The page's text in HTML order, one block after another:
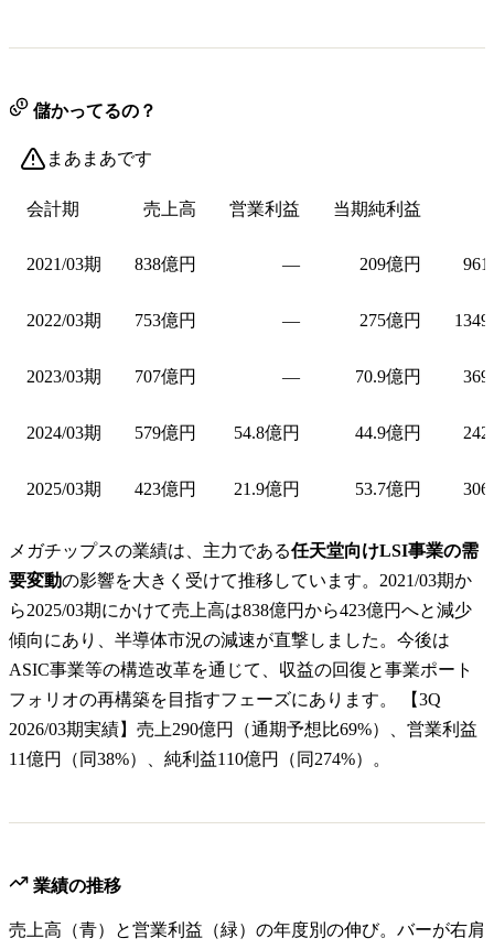
儲かってるの？
まあまあです
会計期 売上高 営業利益 当期純利益
2021/03期 838億円 — 209億円
2022/03期 753億円 — 275億円
2023/03期 707億円 — 70.9億円
2024/03期 579億円 54.8億円 44.9億円
2025/03期 423億円 21.9億円 53.7億円
メガチップスの業績は、主力である任天堂向けLSI事業の需
要変動の影響を大きく受けて推移しています。2021/03期か
ら2025/03期にかけて売上高は838億円から423億円へと減少
傾向にあり、半導体市況の減速が直撃しました。今後は
ASIC事業等の構造改革を通じて、収益の回復と事業ポート
フォリオの再構築を目指すフェーズにあります。 【3Q
2026/03期実績】売上290億円（通期予想比69%）、営業利益
11億円（同38%）、純利益110億円（同274%）。
業績の推移
売上高（青）と営業利益（緑）の年度別の伸び。バーが右肩